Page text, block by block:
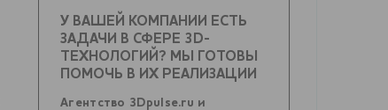
У ВАШЕЙ КОМПАНИИ ЕСТЬ
ЗАДАЧИ В СФЕРЕ 3D-
ТЕХНОЛОГИЙ? МЫ ГОТОВЫ
ПОМОЧЬ В ИХ РЕАЛИЗАЦИИ
Агентство 3Dpulse.ru и